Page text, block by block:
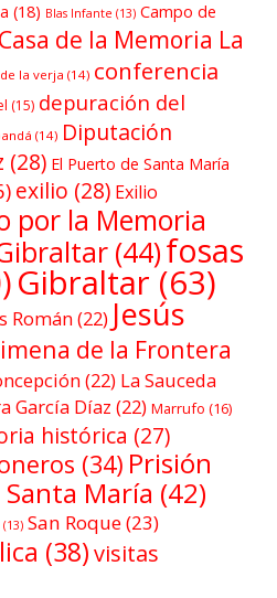
(18) Blas Infante (13) Campo de
Casa de la Memoria La
la verja (14) conferencia
(15) depuración del
(14) Diputación
(28) El Puerto de Santa María
exilio (28) Exilio
por la Memoria
(44)fosas
Gibraltar(63)
Román(22) Jesús
de la Frontera
(22) La Sauceda
García Díaz (22) Marrufo (16)
histórica (27)
(34) Prisión
María (42)
(13) San Roque(23)
(38)visitas